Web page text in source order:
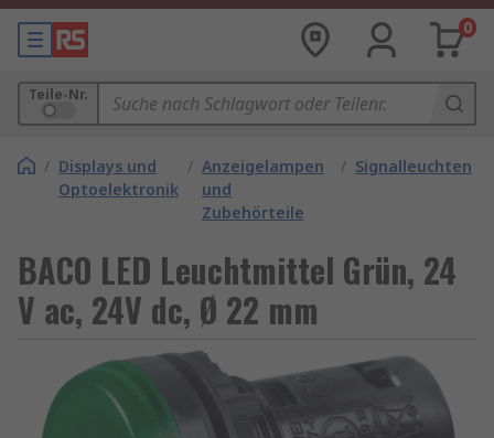
0
Teile-Nr.
/ Displays und
Optoelektronik
/ Anzeigelampen
und
Zubehörteile
/ Signalleuchten
BACO LED Leuchtmittel Grün, 24
V ac, 24V dc, Ø 22 mm